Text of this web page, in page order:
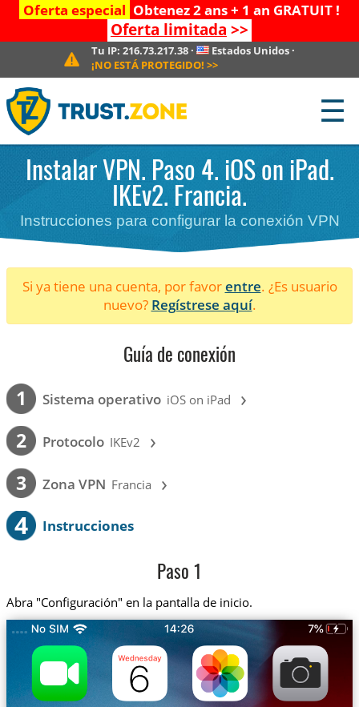
Oferta especial Obtenez 2 ans + 1 an GRATUIT !
Oferta limitada >>
Tu IP:216.73.217.38 · Estados Unidos·
¡NO ESTÁ PROTEGIDO! >>
☰
Instalar VPN. Paso 4. iOS on iPad.
IKEv2. Francia.
Instrucciones para configurar la conexión VPN
Si ya tiene una cuenta, por favorentre. ¿Es usuario
nuevo? Regístrese aquí.
Guía de conexión
1 Sistema operativo iOS on iPad ›
2 Protocolo IKEv2 ›
3 Zona VPN Francia ›
4 Instrucciones
Paso 1
Abra "Configuración" en la pantalla de inicio.